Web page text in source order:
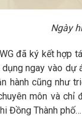
Ngày
đã ký kết hợp
ngay vào
hành cũng như
môn và chỉ
Đồng Thành phố…